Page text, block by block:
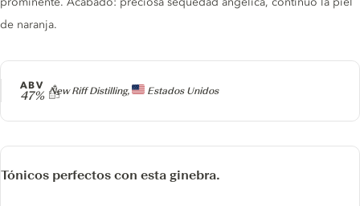
Producer
New Riff Distilling, Estados Unidos
ABV
47%
de naranja.
Tónicos perfectos con esta ginebra.